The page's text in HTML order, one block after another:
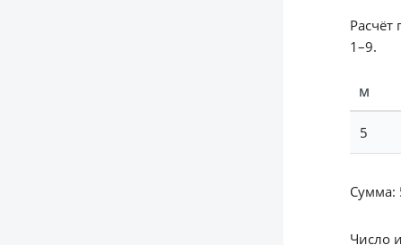
Расчёт
1–9.
М
5
Сумма:
Число